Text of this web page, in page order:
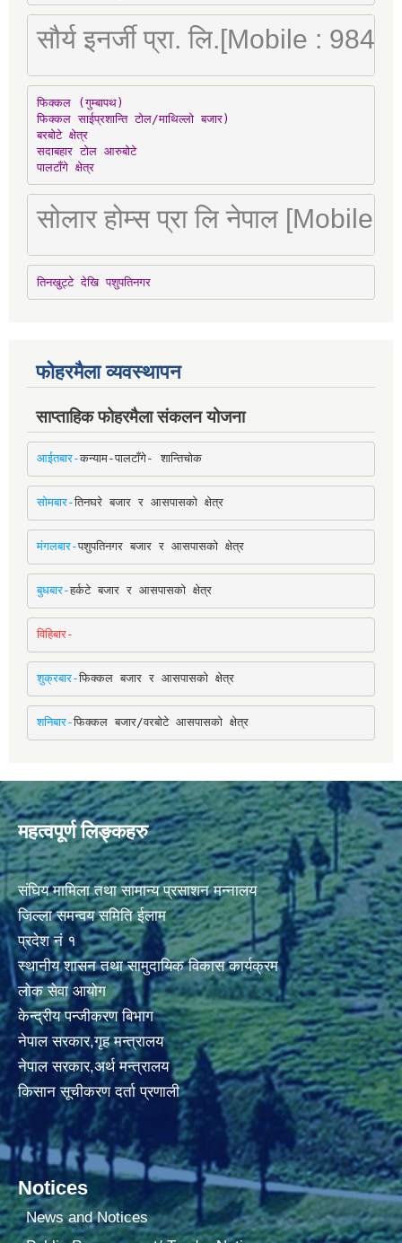
सौर्य इनर्जी प्रा. लि.[Mobile :
फिक्कल (गुम्बापथ)
फिक्कल साईप्रशान्ति टोल/माथिल्लो बजार)
बरबोटे क्षेत्र
सदाबहार टोल आरुबोटे
पालटाँगे क्षेत्र
सोलार होम्स प्रा लि नेपाल [Mobile
तिनखुट्टे देखि पशुपतिनगर
फोहरमैला व्यवस्थापन
साप्ताहिक फोहरमैला संकलन योजना
आईतबार-कन्याम-पालटाँगे- शान्तिचोक
सोमबार-तिनघरे बजार र आसपासको क्षेत्र
मंगलबार-पशुपतिनगर बजार र आसपासको क्षेत्र
बुधबार-हर्कटे बजार र आसपासको क्षेत्र
विहिबार-
शुक्रबार-फिक्कल बजार र आसपासको क्षेत्र
शनिबार-फिक्कल बजार/वरबोटे आसपासको क्षेत्र
महत्वपूर्ण लिङ्कहरु
संघिय मामिला तथा सामान्य प्रसाशन मन्नालय
जिल्ला समन्वय समिति ईलाम
प्रदेश नं १
स्थानीय शासन तथा सामुदायिक विकास कार्यक्रम
लोक सेवा आयोग
केन्द्रीय पन्जीकरण बिभाग
नेपाल सरकार,गृह मन्त्रालय
नेपाल सरकार,अर्थ मन्त्रालय
किसान सूचीकरण दर्ता प्रणाली
Notices
News and Notices